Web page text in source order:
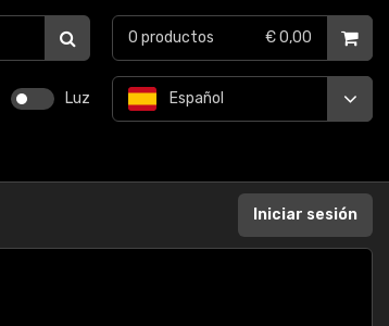
Luz Español
0 productos € 0,00
Iniciar sesión